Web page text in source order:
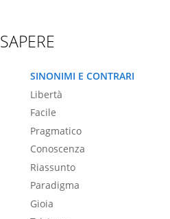
SAPERE
SINONIMI E CONTRARI
Libertà
Facile
Pragmatico
Conoscenza
Riassunto
Paradigma
Gioia